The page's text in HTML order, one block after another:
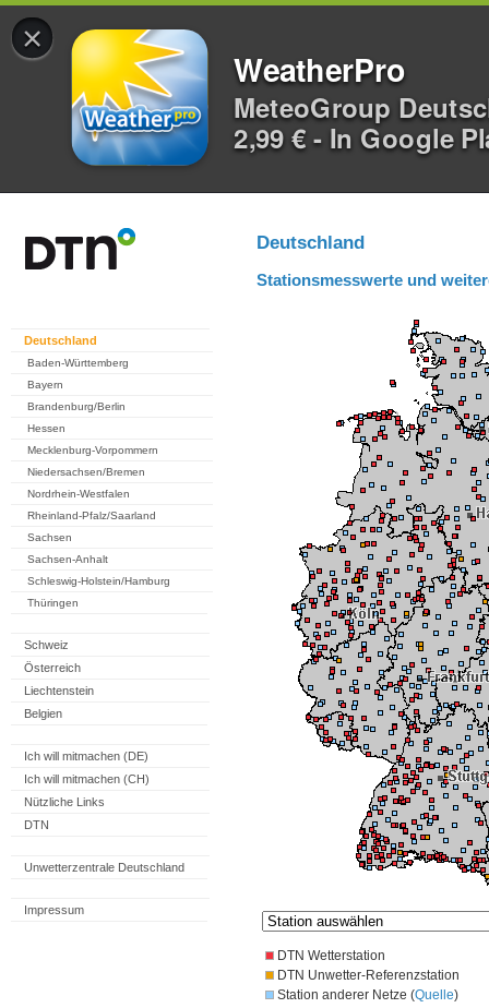
×
WeatherPro
MeteoGroup
2,99 € - In Google
Deutschland
Baden-Württemberg
Bayern
Brandenburg/Berlin
Hessen
Mecklenburg-Vorpommern
Niedersachsen/Bremen
Nordrhein-Westfalen
Rheinland-Pfalz/Saarland
Sachsen
Sachsen-Anhalt
Schleswig-Holstein/Hamburg
Thüringen
Schweiz
Österreich
Liechtenstein
Belgien
Ich will mitmachen (DE)
Ich will mitmachen (CH)
Nützliche Links
DTN
Unwetterzentrale Deutschland
Impressum
Deutschland
Stationsmesswerte und
DTN Wetterstation
DTN Unwetter-Referenzstation
Station anderer Netze (Quelle)